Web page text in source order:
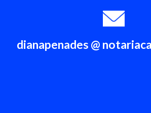
dianapenades @